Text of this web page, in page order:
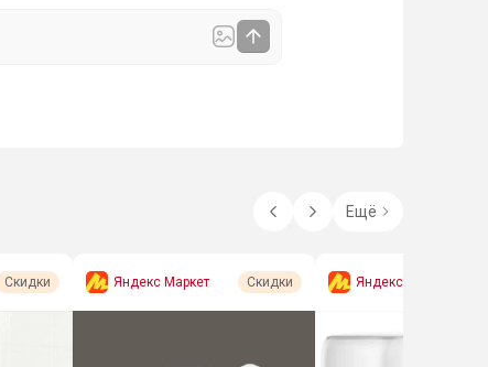
Ещё
Скидки Яндекс Маркет Скидки Яндекс Маркет